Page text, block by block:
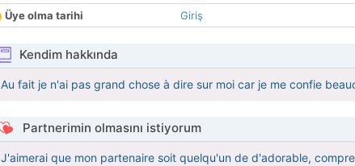
Üye olma tarihi
Giriş
Kendim hakkında
Au fait je n'ai pas grand chose à dire sur moi car je me confie
Partnerimin olmasını istiyorum
J'aimerai que mon partenaire soit quelqu'un de d'adorable,